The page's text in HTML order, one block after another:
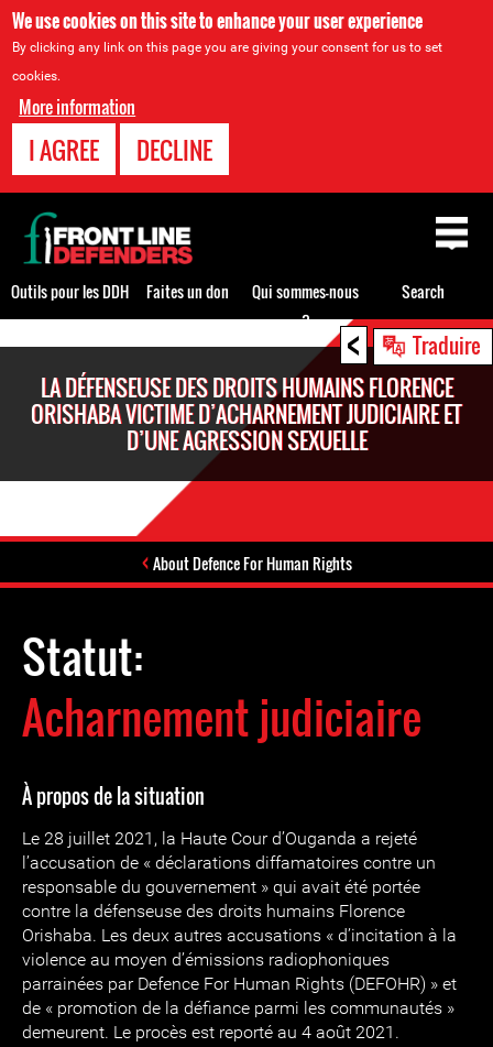
We use cookies on this site to enhance your user experience
By clicking any link on this page you are giving your consent for us to set
cookies.
More information
I AGREE DECLINE
< Traduire
LA DÉFENSEUSE DES DROITS HUMAINS FLORENCE
ORISHABA VICTIME D’ACHARNEMENT JUDICIAIRE ET
D’UNE AGRESSION SEXUELLE
About Defence For Human Rights
Statut:
Acharnement judiciaire
À propos de la situation
Le 28 juillet 2021, la Haute Cour d’Ouganda a rejeté
l’accusation de « déclarations diffamatoires contre un
responsable du gouvernement » qui avait été portée
contre la défenseuse des droits humains Florence
Orishaba. Les deux autres accusations « d’incitation à la
violence au moyen d’émissions radiophoniques
parrainées par Defence For Human Rights (DEFOHR) » et
de « promotion de la défiance parmi les communautés »
demeurent. Le procès est reporté au 4 août 2021.
Back
to
top
Outils pour les DDH Faites un don
Qui sommes-nous
?
Search